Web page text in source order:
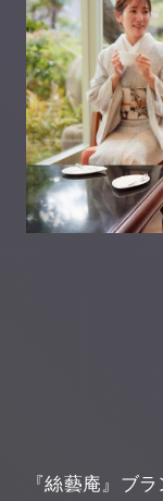
『絲藝庵』ブ